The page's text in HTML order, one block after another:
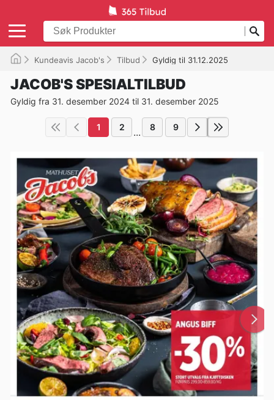
Kundeavis Jacob's Tilbud Gyldig til 31.12.2025
JACOB'S SPESIALTILBUD
Gyldig fra 31. desember 2024 til 31. desember 2025
1 2 ... 8 9